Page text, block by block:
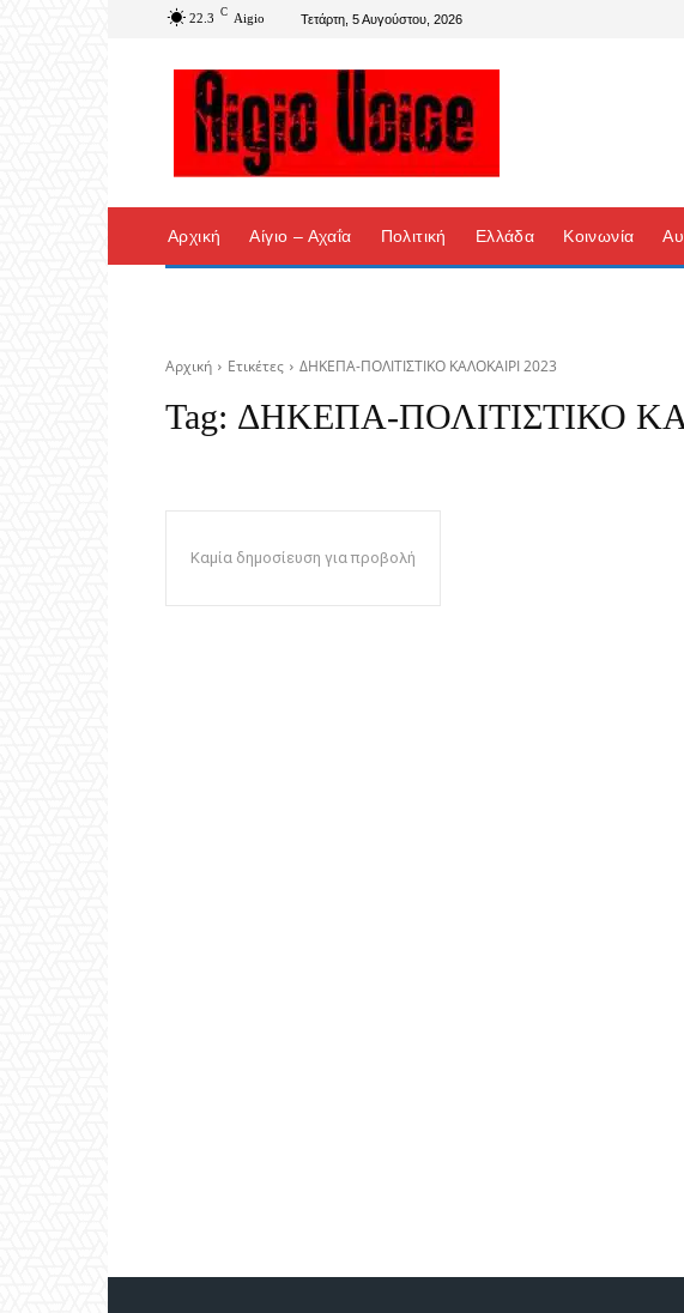
22.3 C Aigio Τετάρτη, 5 Αυγούστου, 2026
Αρχική Αίγιο – Αχαΐα Πολιτική Ελλάδα Κοινωνία
Αρχική Ετικέτες ΔΗΚΕΠΑ-ΠΟΛΙΤΙΣΤΙΚΟ ΚΑΛΟΚΑΙΡΙ 2023
Tag: ΔΗΚΕΠΑ-ΠΟΛΙΤΙΣΤΙΚΟ
Καμία δημοσίευση για προβολή